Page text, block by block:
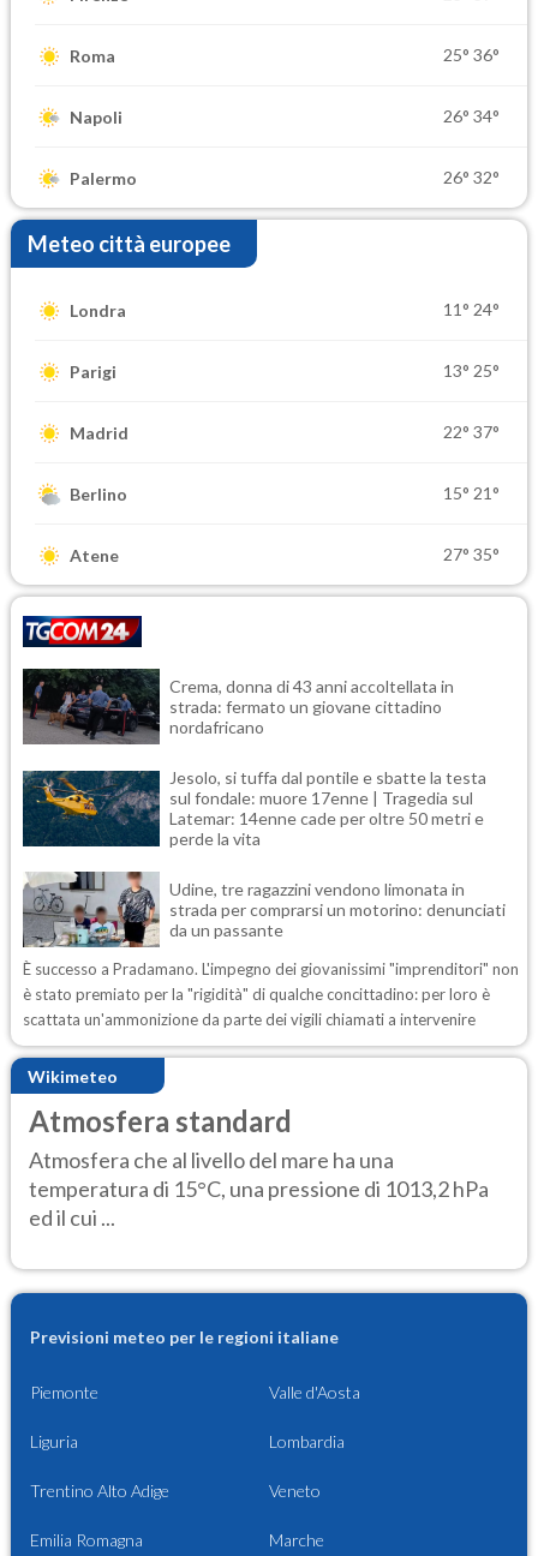
Roma 25° 36°
Napoli 26° 34°
Palermo 26° 32°
Meteo città europee
Londra 11° 24°
Parigi 13° 25°
Madrid 22° 37°
Berlino 15° 21°
Atene 27° 35°
Crema, donna di 43 anni accoltellata in
strada: fermato un giovane cittadino
nordafricano
Jesolo, si tuffa dal pontile e sbatte la testa
sul fondale: muore 17enne | Tragedia sul
Latemar: 14enne cade per oltre 50 metri e
perde la vita
Udine, tre ragazzini vendono limonata in
strada per comprarsi un motorino: denunciati
da un passante
È successo a Pradamano. L'impegno dei giovanissimi "imprenditori" non
è stato premiato per la "rigidità" di qualche concittadino: per loro è
scattata un'ammonizione da parte dei vigili chiamati a intervenire
Wikimeteo
Atmosfera standard
Atmosfera che al livello del mare ha una
temperatura di 15°C, una pressione di 1013,2 hPa
ed il cui ...
Previsioni meteo per le regioni italiane
Piemonte Valle d'Aosta
Liguria Lombardia
Trentino Alto Adige Veneto
Emilia Romagna Marche